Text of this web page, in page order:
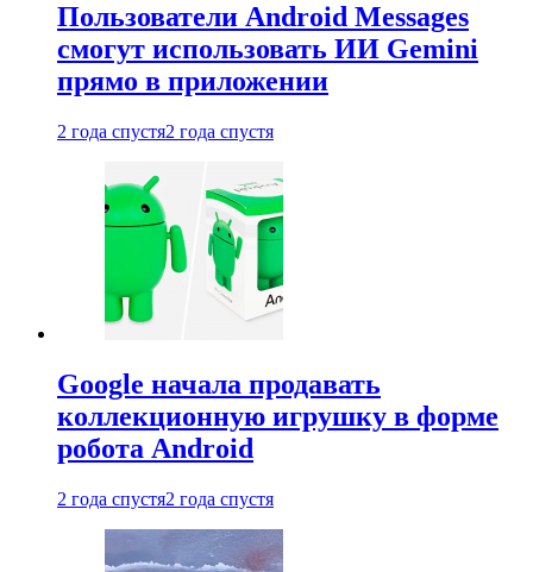
Пользователи Android Messages
смогут использовать ИИ Gemini
прямо в приложении
2 года спустя2 года спустя
Google начала продавать
коллекционную игрушку в форме
робота Android
2 года спустя2 года спустя